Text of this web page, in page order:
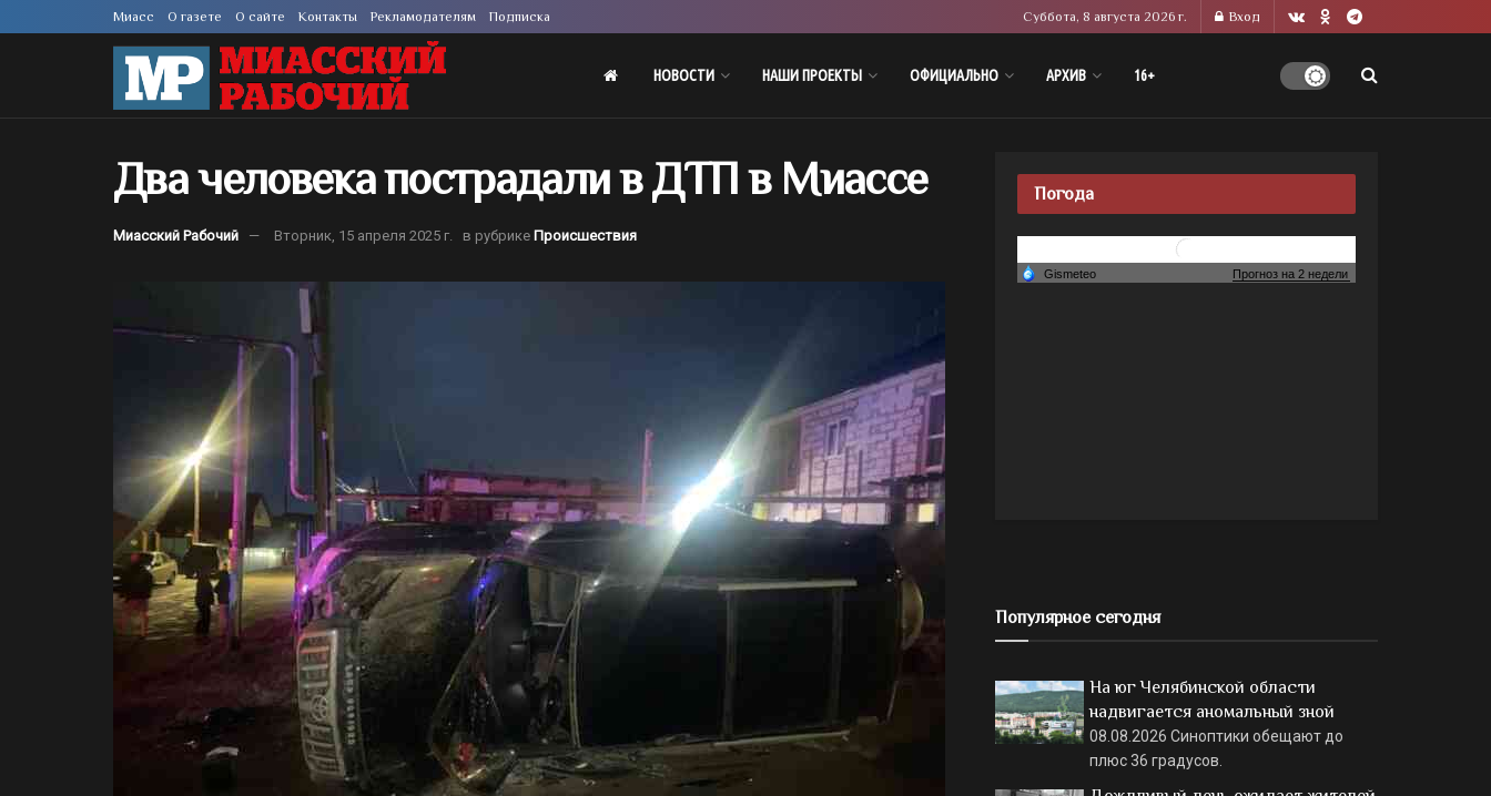
Миасс О газете О сайте Контакты Рекламодателям Подписка Суббота, 8 августа 2026 г. Вход
НОВОСТИ НАШИ ПРОЕКТЫ ОФИЦИАЛЬНО АРХИВ 16+
Два человека пострадали в ДТП в Миассе
Миасский Рабочий Вторник, 15 апреля 2025 г. в рубрике Происшествия
Погода
Популярное сегодня
На юг Челябинской области
надвигается аномальный зной
08.08.2026 Синоптики обещают до
плюс 36 градусов.